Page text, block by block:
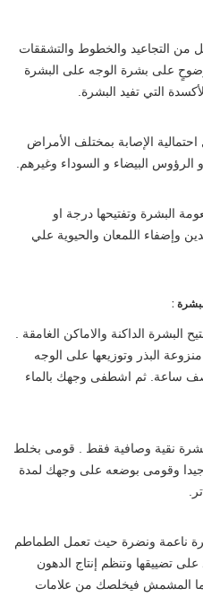
من التجاعيد والخطوط والتشققات
على بشرة الوجه على البشرة
التي تفيد البشرة.
الإصابة بمختلف الأمراض
الرؤوس البيضاء و السوداء وغيرهم.
البشرة وتفتيحها درجة او
وإضفاء اللمعان والحيوية علي
:
الداكنة والاماكن الغامقة .
البذر وتوزيعها على الوجه
نصف ساعة. ثم اشطفى وجهك بالماء
نقية وصافية فقط . قومى بخلط
وقومى بوضعه على وجهك لمدة
ناعمة ونضرة حيث تعمل الطماطم
تضييقها وتنظم إنتاج الدهون
اما المشمش فيخلصك من علامات